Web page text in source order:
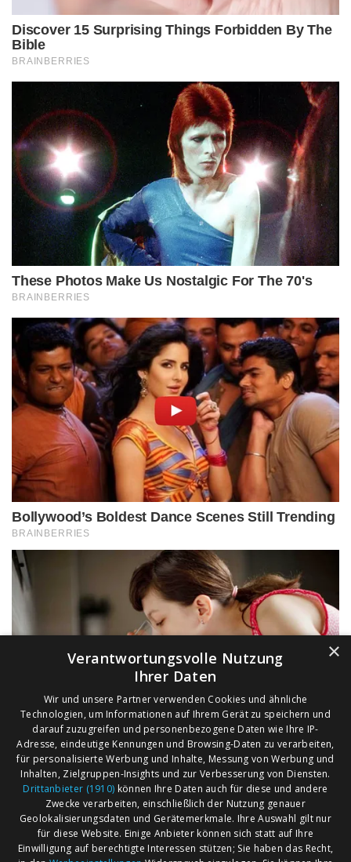
AGB Märkte nach Bundesländern
×
Verantwortungsvolle Nutzung
Ihrer Daten
Wir und unsere Partner verwenden Cookies und ähnliche
Technologien, um Informationen auf Ihrem Gerät zu speichern und
darauf zuzugreifen und personenbezogene Daten wie Ihre IP-
Adresse, eindeutige Kennungen und Browsing-Daten zu verarbeiten,
für personalisierte Werbung und Inhalte, Messung von Werbung und
Inhalten, Zielgruppen-Insights und zur Verbesserung von Diensten.
Drittanbieter (1910) können Ihre Daten auch für diese und andere
Zwecke verarbeiten, einschließlich der Nutzung genauer
Geolokalisierungsdaten und Gerätemerkmale. Ihre Auswahl gilt nur
für diese Website. Einige Anbieter können sich statt auf Ihre
Einwilligung auf berechtigte Interessen stützen; Sie haben das Recht,